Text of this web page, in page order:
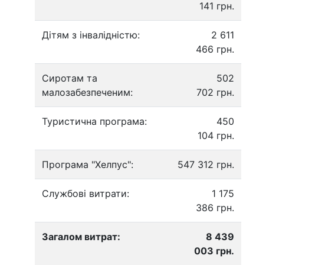
141 грн.
Дітям з інвалідністю:
2 611
466 грн.
Сиротам та
малозабезпеченим:
502
702 грн.
Туристична програма:
450
104 грн.
Програма "Хелпус": 547 312 грн.
Службові витрати:
1 175
386 грн.
Загалом витрат:
8 439
003 грн.